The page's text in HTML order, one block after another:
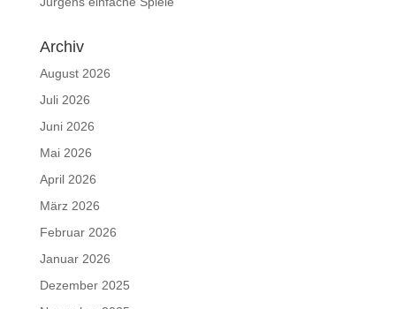
Archiv
August 2026
Juli 2026
Juni 2026
Mai 2026
April 2026
März 2026
Februar 2026
Januar 2026
Dezember 2025